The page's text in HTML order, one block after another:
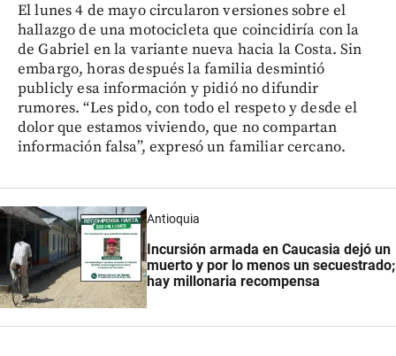
El lunes 4 de mayo circularon versiones sobre el
hallazgo de una motocicleta que coincidiría con la
de Gabriel en la variante nueva hacia la Costa. Sin
embargo, horas después la familia desmintió
publicly esa información y pidió no difundir
rumores. “Les pido, con todo el respeto y desde el
dolor que estamos viviendo, que no compartan
información falsa”, expresó un familiar cercano.
Antioquia
Incursión armada en Caucasia dejó un
muerto y por lo menos un secuestrado;
hay millonaria recompensa